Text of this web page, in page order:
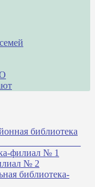
библиотека
филиал № 1
№ 2
библиотека-